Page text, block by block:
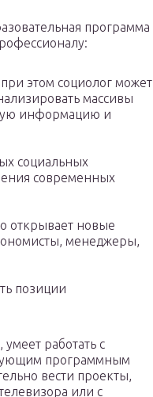
программа
этом социолог может
массивы
информацию и
социальных
современных
открывает новые
менеджеры,
позиции
работать с
программным
вести проекты,
или с